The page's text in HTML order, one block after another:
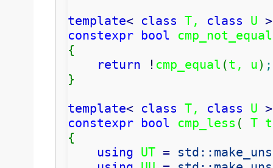
template< class T, class U >
constexpr bool cmp_not_equal
{
return
! cmp_equal (t, u) ;
}
template< class T, class U >
constexpr bool cmp_less (
T
{
using UT = std::